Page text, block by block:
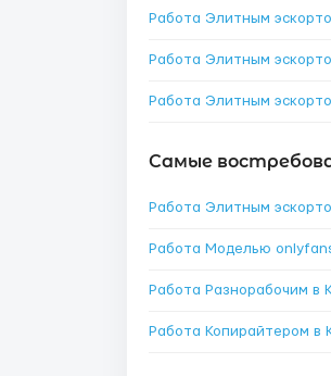
Работа Элитным
Работа Элитным
Работа Элитным
Самые
Работа Элитным
Работа Моделью
Работа Разнорабочим в
Работа Копирайтером в